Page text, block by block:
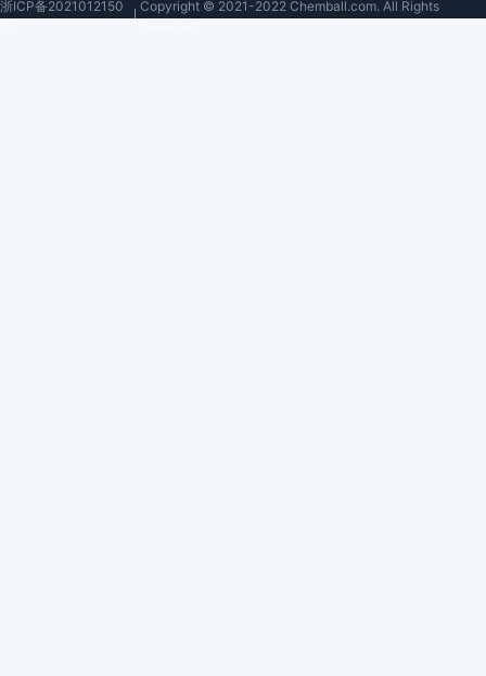
浙ICP备2021012150
Copyright © 2021-2022 Chemball.com. All Rights